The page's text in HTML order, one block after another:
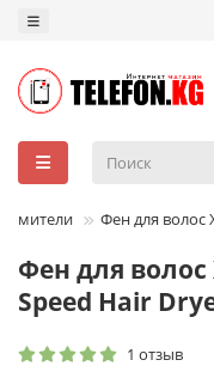
Фен для волос
Фен для волос
Speed Hair
1 отзыв